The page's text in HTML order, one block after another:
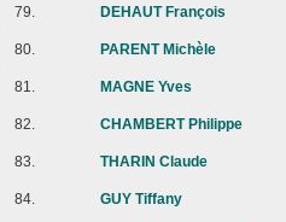
79. DEHAUT François
80. PARENT Michèle
81. MAGNE Yves
82. CHAMBERT Philippe
83. THARIN Claude
84. GUY Tiffany